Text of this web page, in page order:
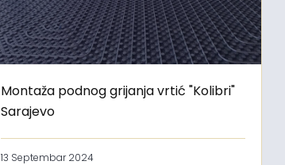
Montaža podnog grijanja vrtić "Kolibri"
Sarajevo
13 Septembar 2024